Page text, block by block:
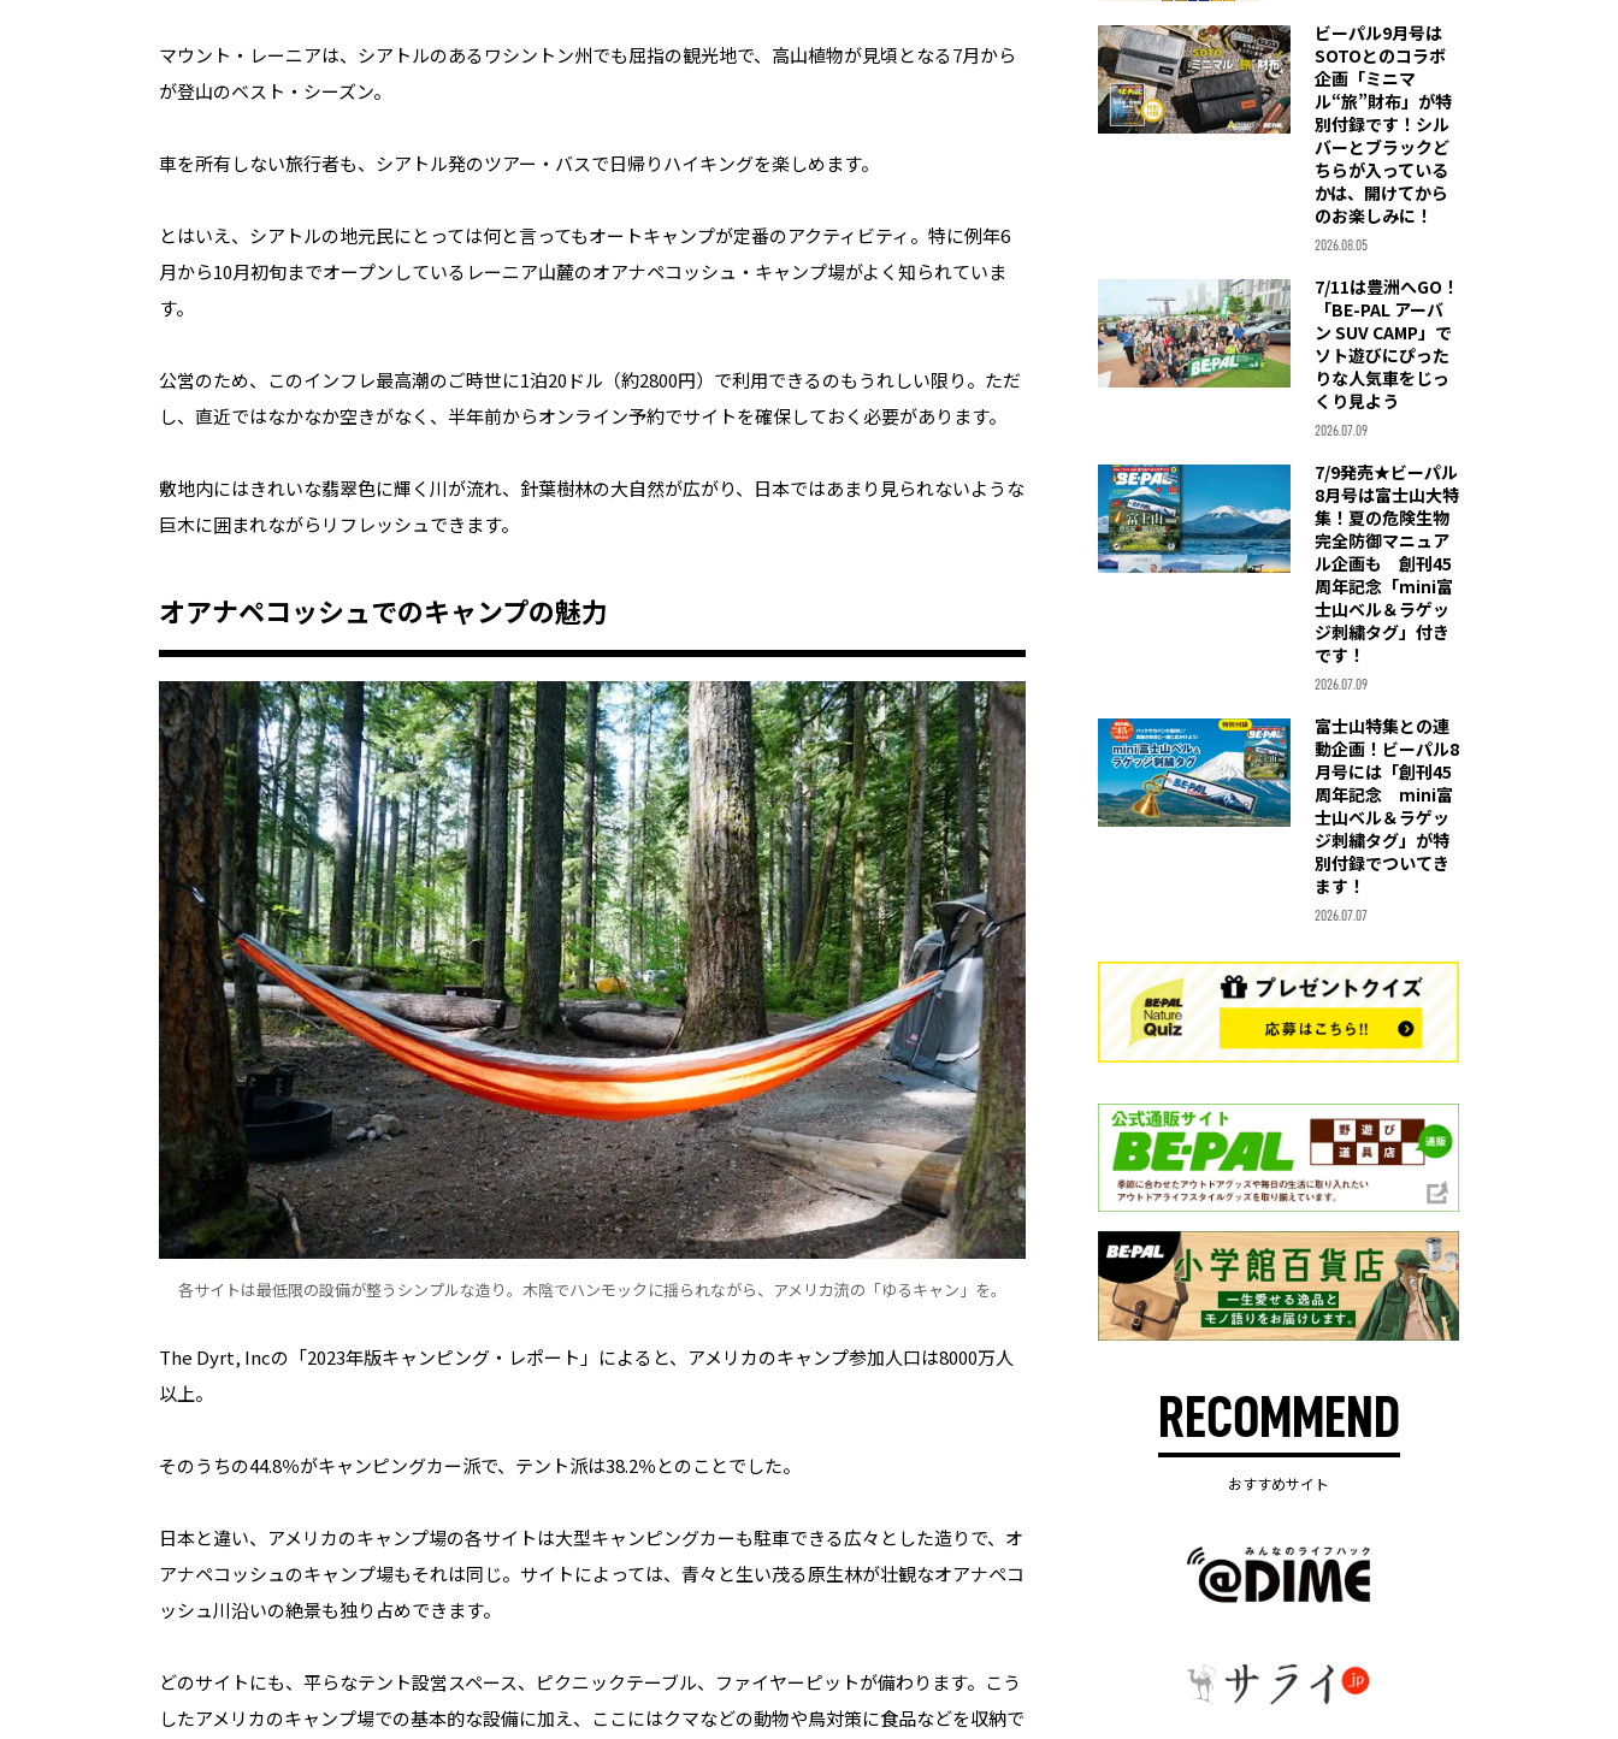
マウント・レーニアは、シアトルのあるワシントン州でも屈指の観光地で、高山植物が見頃となる7月から
が登山のベスト・シーズン。
車を所有しない旅行者も、シアトル発のツアー・バスで日帰りハイキングを楽しめます。
とはいえ、シアトルの地元民にとっては何と言ってもオートキャンプが定番のアクティビティ。特に例年6
月から10月初旬までオープンしているレーニア山麓のオアナペコッシュ・キャンプ場がよく知られていま
す。
公営のため、このインフレ最高潮のご時世に1泊20ドル（約2800円）で利用できるのもうれしい限り。ただ
し、直近ではなかなか空きがなく、半年前からオンライン予約でサイトを確保しておく必要があります。
敷地内にはきれいな翡翠色に輝く川が流れ、針葉樹林の大自然が広がり、日本ではあまり見られないような
巨木に囲まれながらリフレッシュできます。
オアナペコッシュでのキャンプの魅力
各サイトは最低限の設備が整うシンプルな造り。木陰でハンモックに揺られながら、アメリカ流の「ゆるキャン」を。
The Dyrt, Incの「2023年版キャンピング・レポート」によると、アメリカのキャンプ参加人口は8000万人
以上。
そのうちの44.8％がキャンピングカー派で、テント派は38.2％とのことでした。
日本と違い、アメリカのキャンプ場の各サイトは大型キャンピングカーも駐車できる広々とした造りで、オ
アナペコッシュのキャンプ場もそれは同じ。サイトによっては、青々と生い茂る原生林が壮観なオアナペコ
ッシュ川沿いの絶景も独り占めできます。
どのサイトにも、平らなテント設営スペース、ピクニックテーブル、ファイヤーピットが備わります。こう
したアメリカのキャンプ場での基本的な設備に加え、ここにはクマなどの動物や鳥対策に食品などを収納で
ビーパル9月号は
SOTOとのコラボ
企画「ミニマ
ル“旅”財布」が特
別付録です！シル
バーとブラックど
ちらが入っている
かは、開けてから
のお楽しみに！
2026.08.05
7/11は豊洲へGO！
「BE-PAL アーバ
ン SUV CAMP」で
ソト遊びにぴった
りな人気車をじっ
くり見よう
2026.07.09
7/9発売★ビーパル
8月号は富士山大特
集！夏の危険生物
完全防御マニュア
ル企画も 創刊45
周年記念「mini富
士山ベル＆ラゲッ
ジ刺繍タグ」付き
です！
2026.07.09
富士山特集との連
動企画！ビーパル8
月号には「創刊45
周年記念 mini富
士山ベル＆ラゲッ
ジ刺繍タグ」が特
別付録でついてき
ます！
2026.07.07
RECOMMEND
おすすめサイト